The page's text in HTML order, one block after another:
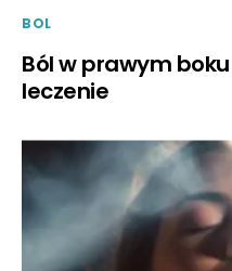
BOL
Ból w prawym
leczenie